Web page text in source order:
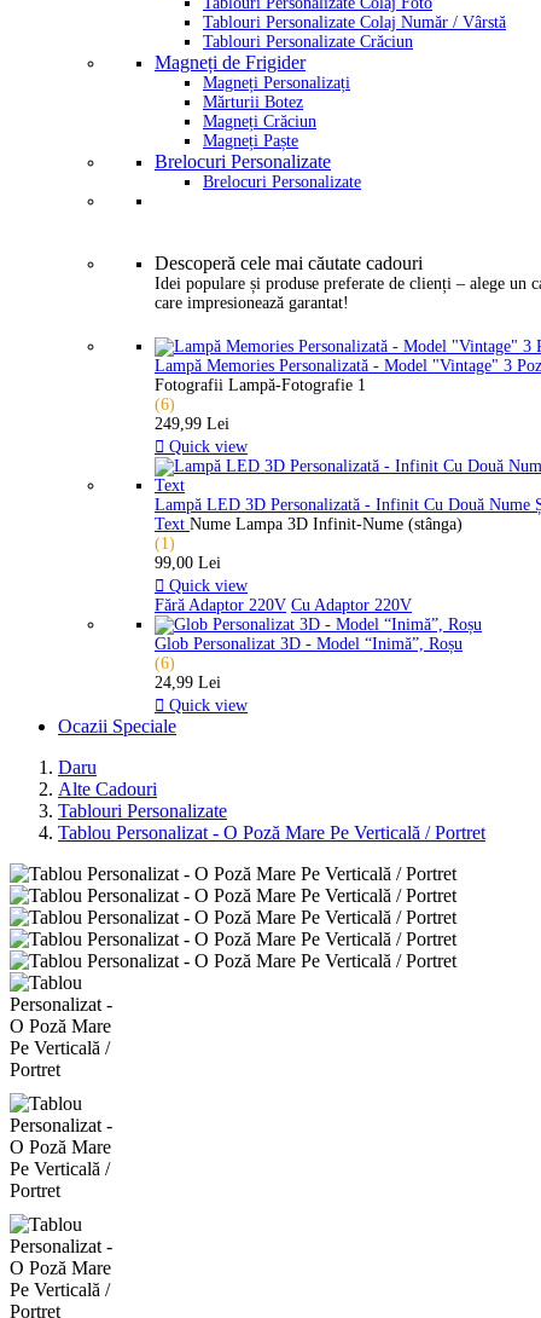
Tablouri Personalizate Colaj Număr / Vârstă
Tablouri Personalizate Crăciun
Magneți de Frigider
Magneți Personalizați
Mărturii Botez
Magneți Crăciun
Magneți Paște
Brelocuri Personalizate
Brelocuri Personalizate
Descoperă cele mai căutate cadouri
Idei populare și produse preferate de clienți – alege un
care impresionează garantat!
Lampă Memories Personalizată - Model "Vintage" 3
Fotografii Lampă-Fotografie 1
(6)
249,99 Lei
 Quick view
Lampă LED 3D Personalizată - Infinit Cu Două Nume
Text Nume Lampa 3D Infinit-Nume (stânga)
(1)
99,00 Lei
 Quick view
Fără Adaptor 220V Cu Adaptor 220V
Glob Personalizat 3D - Model “Inimă”, Roșu
(6)
24,99 Lei
 Quick view
Ocazii Speciale
Daru
Alte Cadouri
Tablouri Personalizate
Tablou Personalizat - O Poză Mare Pe Verticală / Portret